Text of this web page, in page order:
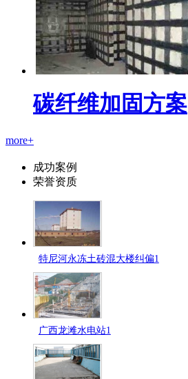
碳纤维加固方案
more+
成功案例
荣誉资质
特尼河永冻土砖混大楼纠偏1
广西龙滩水电站1